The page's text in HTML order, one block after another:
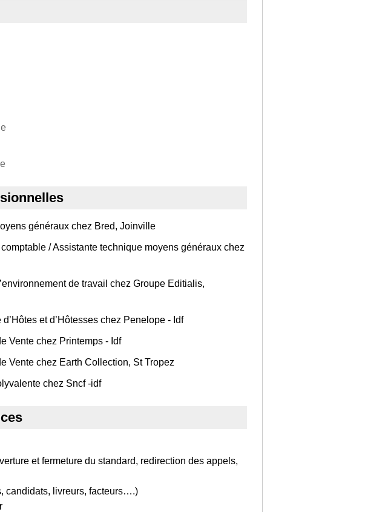
généraux chez Bred, Joinville
/ Assistante technique moyens généraux chez
de travail chez Groupe Editialis,
et d’Hôtesses chez Penelope - Idf
Vente chez Printemps - Idf
Vente chez Earth Collection, St Tropez
chez Sncf -idf
et fermeture du standard, redirection des appels,
candidats, livreurs, facteurs….)